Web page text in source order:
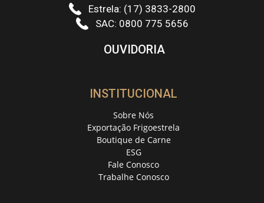
Estrela: (17) 3833-2800
SAC: 0800 775 5656
OUVIDORIA
INSTITUCIONAL
Sobre Nós
Exportação Frigoestrela
Boutique de Carne
ESG
Fale Conosco
Trabalhe Conosco